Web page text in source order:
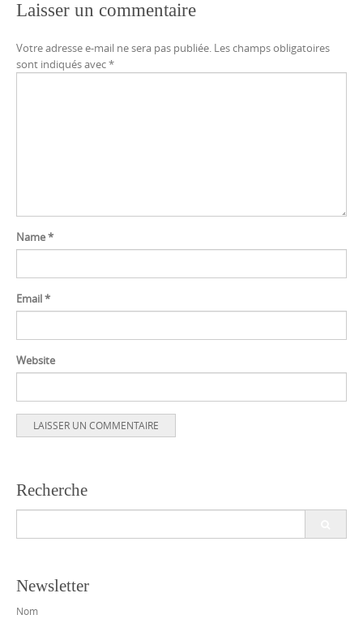
Laisser un commentaire
Votre adresse e-mail ne sera pas publiée. Les champs obligatoires
sont indiqués avec*
Name*
Email*
Website
Recherche
Newsletter
Nom